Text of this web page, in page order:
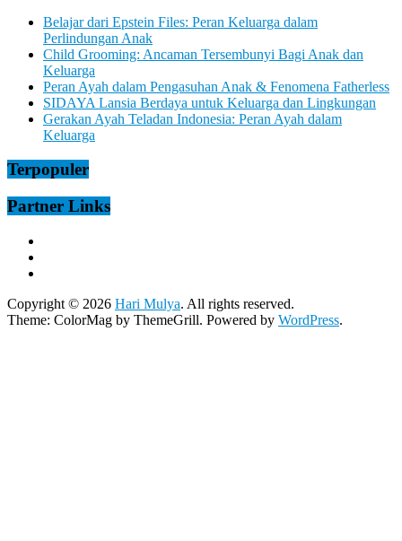
Belajar dari Epstein Files: Peran Keluarga dalam
Perlindungan Anak
Child Grooming: Ancaman Tersembunyi Bagi Anak dan
Keluarga
Peran Ayah dalam Pengasuhan Anak & Fenomena Fatherless
SIDAYA Lansia Berdaya untuk Keluarga dan Lingkungan
Gerakan Ayah Teladan Indonesia: Peran Ayah dalam
Keluarga
Terpopuler
Partner Links
Copyright © 2026 Hari Mulya. All rights reserved.
Theme: ColorMag by ThemeGrill. Powered by WordPress.